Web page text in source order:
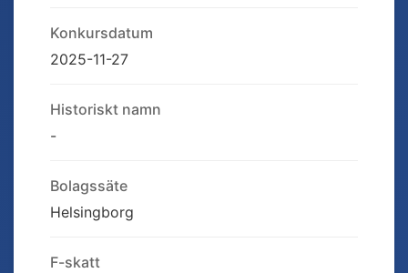
Konkursdatum
2025-11-27
Historiskt namn
-
Bolagssäte
Helsingborg
F-skatt